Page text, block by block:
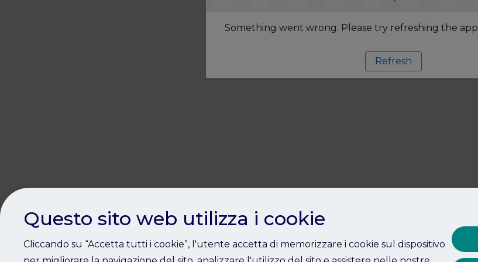
Something went wrong. Please try refreshing the app
Refresh
Questo sito web utilizza i cookie
Cliccando su “Accetta tutti i cookie”, l'utente accetta di memorizzare i cookie sul dispositivo